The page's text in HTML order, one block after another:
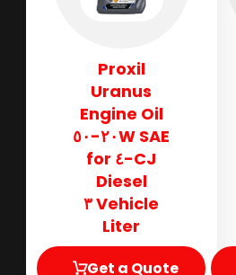
Proxil
Uranus
Engine Oil
SAE ٢٠W-٥٠
CJ-٤ for
Diesel
Vehicle ٣
Liter
Get a Quote